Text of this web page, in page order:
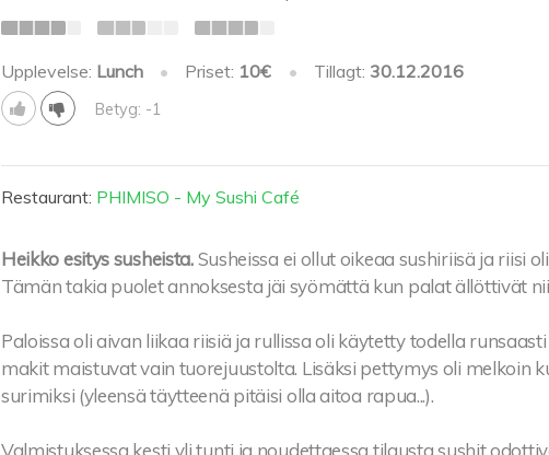
Upplevelse: Lunch • Priset: 10€ • Tillagt: 30.12.2016
Betyg: -1
Restaurant: PHIMISO - My Sushi Café
Heikko esitys susheista. Susheissa ei ollut oikeaa sushiriisä ja riisi
Tämän takia puolet annoksesta jäi syömättä kun palat ällöttivät
Paloissa oli aivan liikaa riisiä ja rullissa oli käytetty todella
makit maistuvat vain tuorejuustolta. Lisäksi pettymys oli melkoin
surimiksi (yleensä täytteenä pitäisi olla aitoa rapua...).